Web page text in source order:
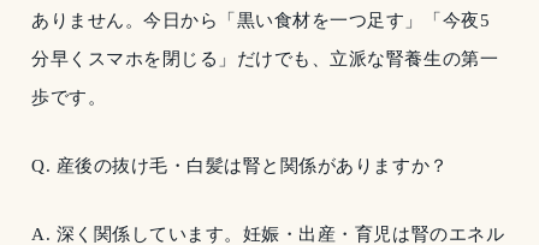
ありません。今日から「黒い食材を一つ足す」「今夜5
分早くスマホを閉じる」だけでも、立派な腎養生の第一
歩です。
Q. 産後の抜け毛・白髪は腎と関係がありますか？
A. 深く関係しています。妊娠・出産・育児は腎のエネル